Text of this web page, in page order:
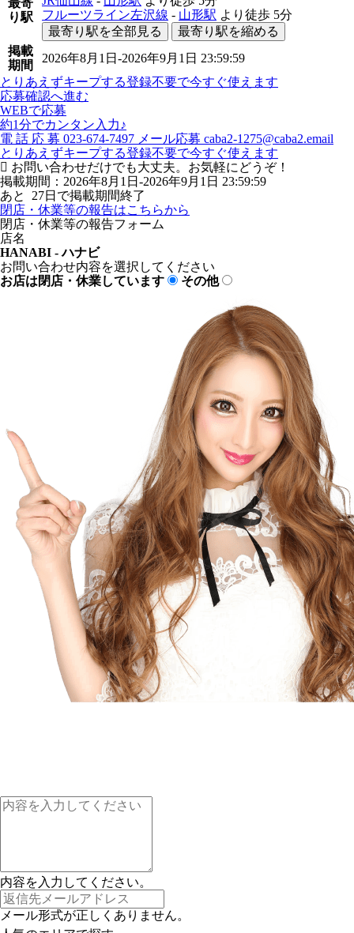
最寄
り駅
フルーツライン左沢線 - 山形駅 より徒歩 5分
最寄り駅を全部見る
最寄り駅を縮める
掲載
期間
2026年8月1日-2026年9月1日 23:59:59
とりあえずキープする登録不要で今すぐ使えます
応募確認へ進む
WEBで応募
約1分でカンタン入力♪
電 話 応 募 023-674-7497 メール応募 caba2-1275@caba2.email
とりあえずキープする登録不要で今すぐ使えます
お問い合わせだけでも大丈夫。お気軽にどうぞ！
掲載期間：2026年8月1日-2026年9月1日 23:59:59
あと 27日で掲載期間終了
閉店・休業等の報告はこちらから
閉店・休業等の報告フォーム
店名
HANABI - ハナビ
お問い合わせ内容を選択してください
お店は閉店・休業しています
その他
内容を入力してください。
メール形式が正しくありません。